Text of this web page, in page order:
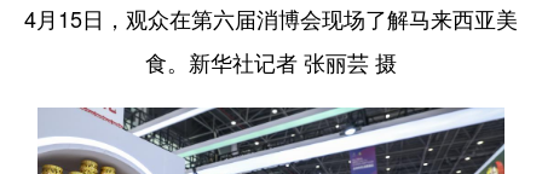
4月15日，观众在第六届消博会现场了解马来西亚美
食。新华社记者 张丽芸 摄